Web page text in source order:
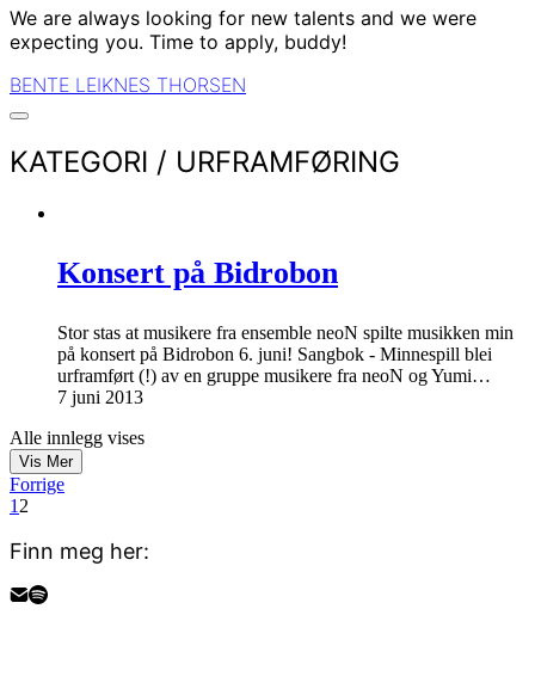
We are always looking for new talents and we were
expecting you. Time to apply, buddy!
BENTE LEIKNES THORSEN
KATEGORI / URFRAMFØRING
Konsert på Bidrobon
Stor stas at musikere fra ensemble neoN spilte musikken min
på konsert på Bidrobon 6. juni! Sangbok - Minnespill blei
urframført (!) av en gruppe musikere fra neoN og Yumi…
7 juni 2013
Alle innlegg vises
Vis Mer
Forrige
1 2
Finn meg her: